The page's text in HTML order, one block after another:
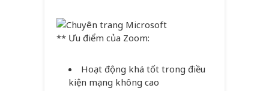
** Ưu điểm của Zoom:
Hoạt động khá tốt trong điều
kiện mạng không cao